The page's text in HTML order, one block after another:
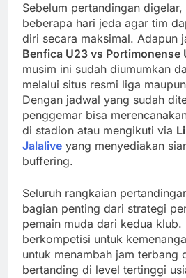
Sebelum pertandingan
beberapa hari jeda agar tim
diri secara maksimal. Adapun
Benfica U23 vs Portimonense
musim ini sudah diumumkan
melalui situs resmi liga
Dengan jadwal yang sudah
penggemar bisa
di stadion atau mengikuti via
Jalalive yang menyediakan
buffering.
Seluruh rangkaian
bagian penting dari strategi
pemain muda dari kedua
berkompetisi untuk
untuk menambah jam terbang
bertanding di level tertinggi